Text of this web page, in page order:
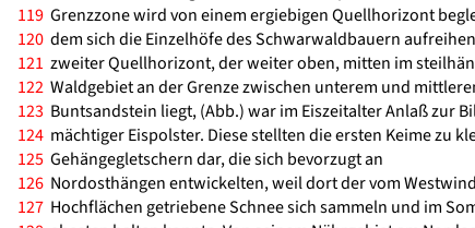
119 Grenzzone wird von einem ergiebigen Quellhorizont
120 dem sich die Einzelhöfe des Schwarwaldbauern
121 zweiter Quellhorizont, der weiter oben, mitten im
122 Waldgebiet an der Grenze zwischen unterem und
123 Buntsandstein liegt, (Abb.) war im Eiszeitalter Anlaß zur
124 mächtiger Eispolster. Diese stellten die ersten Keime zu
125 Gehängegletschern dar, die sich bevorzugt an
126 Nordosthängen entwickelten, weil dort der vom
127 Hochflächen getriebene Schnee sich sammeln und im